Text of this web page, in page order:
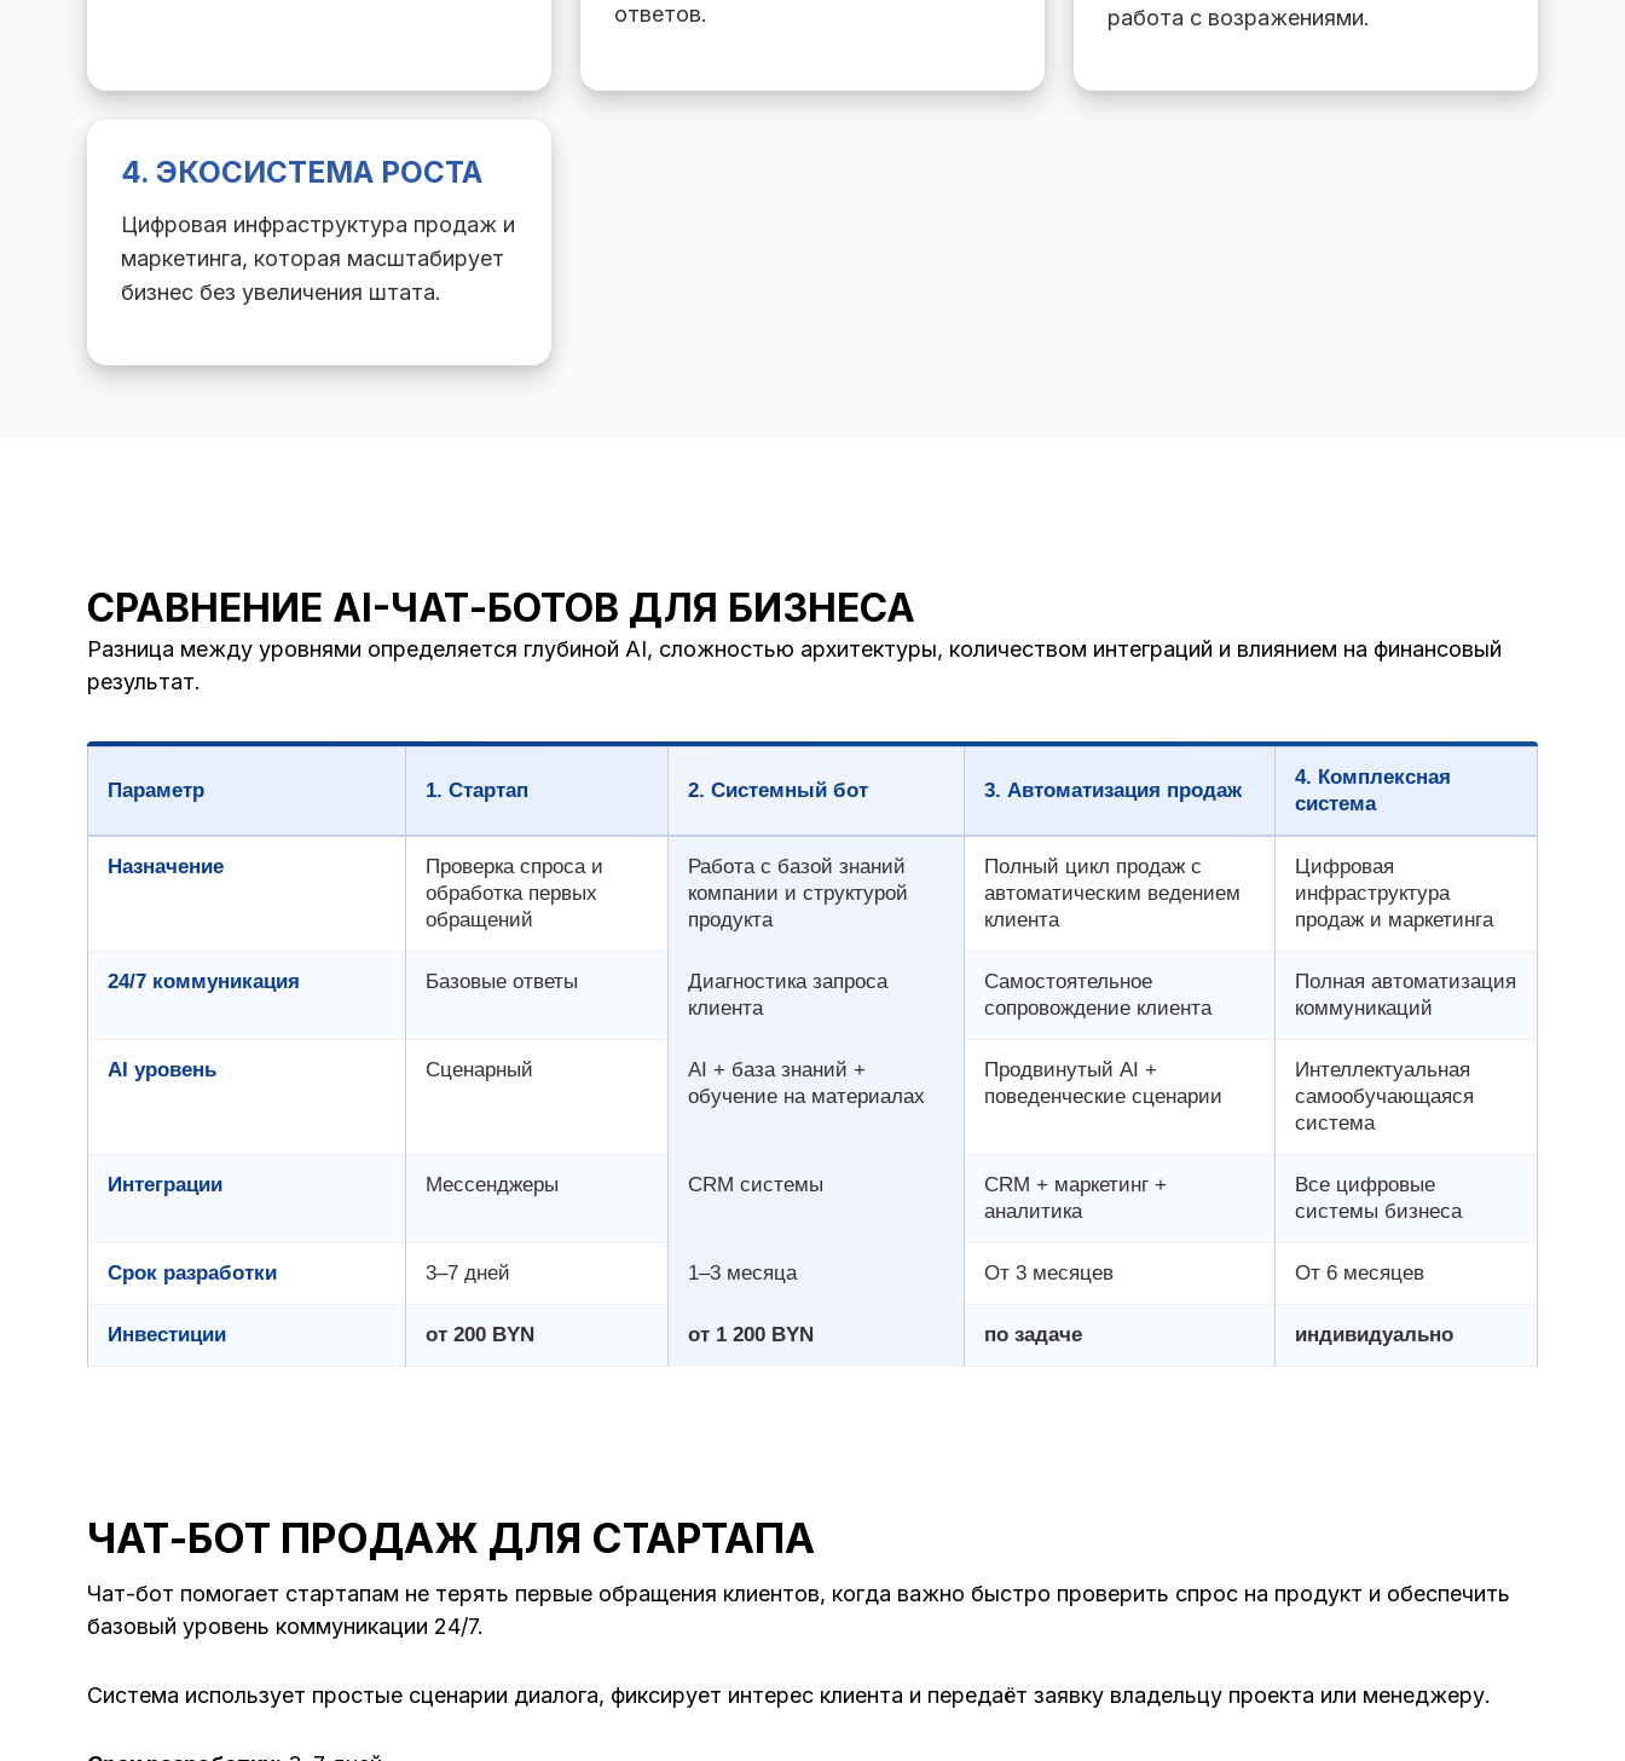
ответов.
работа с возражениями.
4. ЭКОСИСТЕМА РОСТА
Цифровая инфраструктура продаж и
маркетинга, которая масштабирует
бизнес без увеличения штата.
СРАВНЕНИЕ AI-ЧАТ-БОТОВ ДЛЯ БИЗНЕСА
Разница между уровнями определяется глубиной AI, сложностью архитектуры, количеством интеграций и влиянием на финансовый
результат.
Параметр 1. Стартап 2. Системный бот 3. Автоматизация продаж
4. Комплексная
система
Назначение
Проверка спроса и
обработка первых
обращений
Работа с базой знаний
компании и структурой
продукта
Полный цикл продаж с
автоматическим ведением
клиента
Цифровая
инфраструктура
продаж и маркетинга
24/7 коммуникация Базовые ответы
Диагностика запроса
клиента
Самостоятельное
сопровождение клиента
Полная автоматизация
коммуникаций
AI уровень Сценарный
AI + база знаний +
обучение на материалах
Продвинутый AI +
поведенческие сценарии
Интеллектуальная
самообучающаяся
система
Интеграции Мессенджеры CRM системы
CRM + маркетинг +
аналитика
Все цифровые
системы бизнеса
Срок разработки 3–7 дней 1–3 месяца От 3 месяцев От 6 месяцев
Инвестиции от 200 BYN от 1 200 BYN по задаче индивидуально
ЧАТ-БОТ ПРОДАЖ ДЛЯ СТАРТАПА
Чат-бот помогает стартапам не терять первые обращения клиентов, когда важно быстро проверить спрос на продукт и обеспечить
базовый уровень коммуникации 24/7.
Система использует простые сценарии диалога, фиксирует интерес клиента и передаёт заявку владельцу проекта или менеджеру.